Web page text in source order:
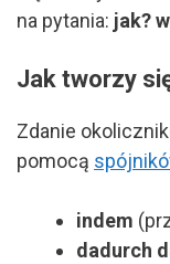
na pytania: jak?
Jak tworzy
Zdanie
pomocą
indem
dadurch